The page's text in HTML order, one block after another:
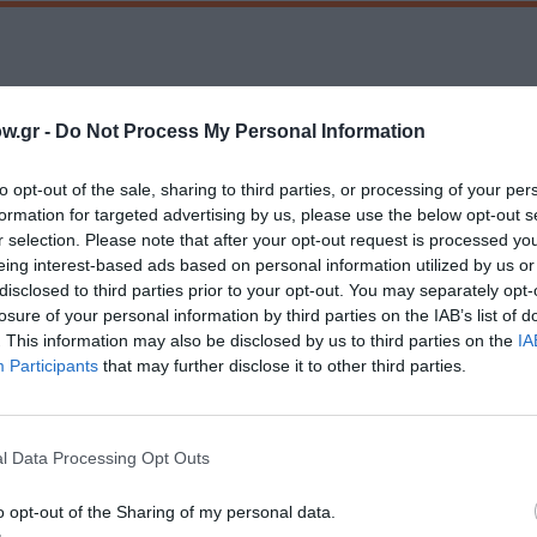
- Do Not Process My Personal Information
opt-out of the sale, sharing to third parties, or processing of your
for targeted advertising by us, please use the below opt-out
selection. Please note that after your opt-out request is processed
interest-based ads based on personal information utilized by us
to third parties prior to your opt-out. You may separately
of your personal information by third parties on the IAB’s list of
This information may also be disclosed by us to third parties on the
Participants that may further disclose it to other third parties.
Data Processing Opt Outs
opt-out of the Sharing of my personal data.
Από Μηχανής Θέατρο, Ακαδήμου 13, Μεταξουργείο
Από Μηχανής Θέατρο